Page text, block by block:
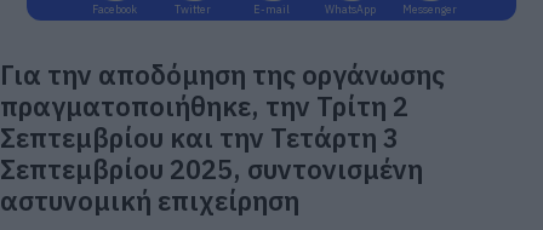
Facebook Twitter E-mail WhatsApp Messenger
Για την αποδόμηση της οργάνωσης
πραγματοποιήθηκε, την Τρίτη 2
Σεπτεμβρίου και την Τετάρτη 3
Σεπτεμβρίου 2025, συντονισμένη
αστυνομική επιχείρηση